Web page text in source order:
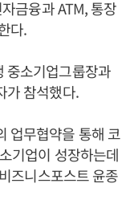
금융과 ATM, 통장
다.
중소기업그룹장과
가 참석했다.
업무협약을 통해 코
기업이 성장하는데
즈니스포스트 윤종